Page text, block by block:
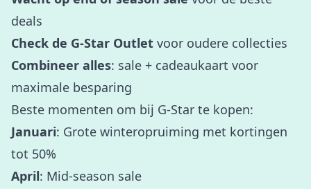
deals
Check de G-Star Outlet voor oudere collecties
Combineer alles: sale + cadeaukaart voor
maximale besparing
Beste momenten om bij G-Star te kopen:
Januari: Grote winteropruiming met kortingen
tot 50%
April: Mid-season sale